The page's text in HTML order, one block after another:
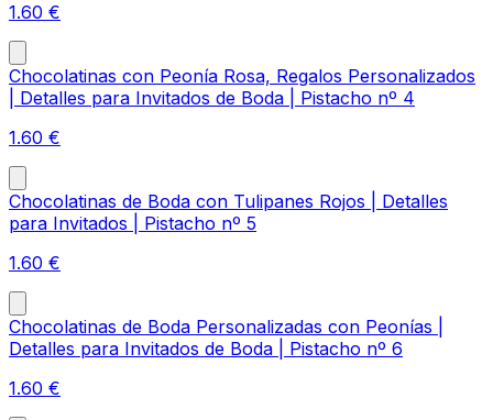
1.60 €
Chocolatinas con Peonía Rosa, Regalos Personalizados
| Detalles para Invitados de Boda | Pistacho nº 4
1.60 €
Chocolatinas de Boda con Tulipanes Rojos | Detalles
para Invitados | Pistacho nº 5
1.60 €
Chocolatinas de Boda Personalizadas con Peonías |
Detalles para Invitados de Boda | Pistacho nº 6
1.60 €